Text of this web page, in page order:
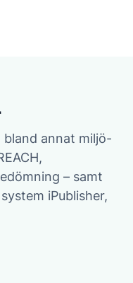
annat miljö-
– samt
iPublisher,